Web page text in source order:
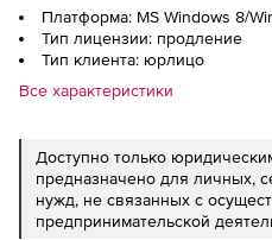
Платформа: MS Windows 8/
Тип лицензии: продление
Тип клиента: юрлицо
Все характеристики
Доступно только
предназначено для личных,
нужд, не связанных с
предпринимательской